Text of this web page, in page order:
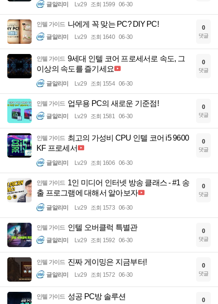
글알리미 Lv.29 조회 1599 06-30
인텔 가이드 나에게 꼭 맞는 PC? DIY PC!
글알리미 Lv.29 조회 1640 06-30
0
댓글
인텔 가이드 9세대 인텔 코어 프로세서로 속도, 그
이상의 속도를 즐기세요
글알리미 Lv.29 조회 1554 06-30
0
댓글
인텔 가이드 업무용 PC의 새로운 기준점!
글알리미 Lv.29 조회 1581 06-30
0
댓글
인텔 가이드 최고의 가성비 CPU 인텔 코어 i5 9600
KF 프로세서
글알리미 Lv.29 조회 1606 06-30
0
댓글
인텔 가이드 1인 미디어 인터넷 방송 클래스 - #1 송
출 프로그램에 대해서 알아보자
글알리미 Lv.29 조회 1573 06-30
0
댓글
인텔 가이드 인텔 오버클럭 특별관
글알리미 Lv.29 조회 1592 06-30
0
댓글
인텔 가이드 진짜 게이밍은 지금부터!
글알리미 Lv.29 조회 1572 06-30
0
댓글
인텔 가이드 성공 PC방 솔루션 0